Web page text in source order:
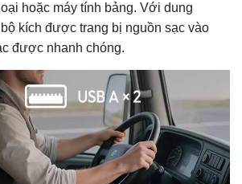
hoặc máy tính bảng. Với dung
kích được trang bị nguồn sạc vào
được nhanh chóng.